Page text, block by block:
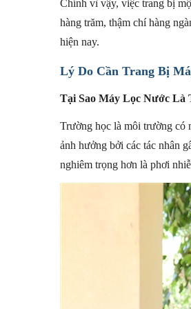
Chính vì vậy, việc trang bị
hàng trăm, thậm chí hàng
hiện nay.
Lý Do Cần Trang Bị
Tại Sao Máy Lọc Nước Là
Trường học là môi trường có
ảnh hưởng bởi các tác nhân
nghiêm trọng hơn là phơi